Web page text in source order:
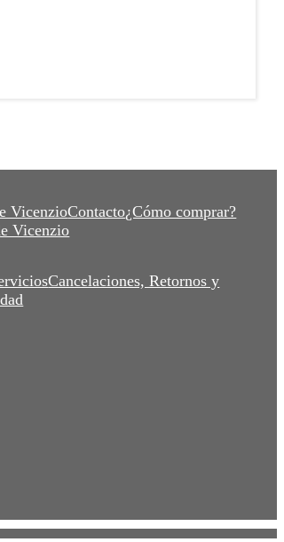
VicenzioContacto¿Cómo comprar?
Vicenzio
Cancelaciones, Retornos y